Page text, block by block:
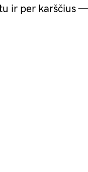
ir per karščius